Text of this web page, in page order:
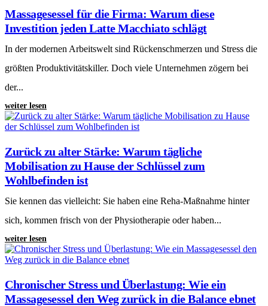
Massagesessel für die Firma: Warum diese
Investition jeden Latte Macchiato schlägt
In der modernen Arbeitswelt sind Rückenschmerzen und Stress die
größten Produktivitätskiller. Doch viele Unternehmen zögern bei
der...
weiter lesen
Zurück zu alter Stärke: Warum tägliche
Mobilisation zu Hause der Schlüssel zum
Wohlbefinden ist
Sie kennen das vielleicht: Sie haben eine Reha-Maßnahme hinter
sich, kommen frisch von der Physiotherapie oder haben...
weiter lesen
Chronischer Stress und Überlastung: Wie ein
Massagesessel den Weg zurück in die Balance ebnet